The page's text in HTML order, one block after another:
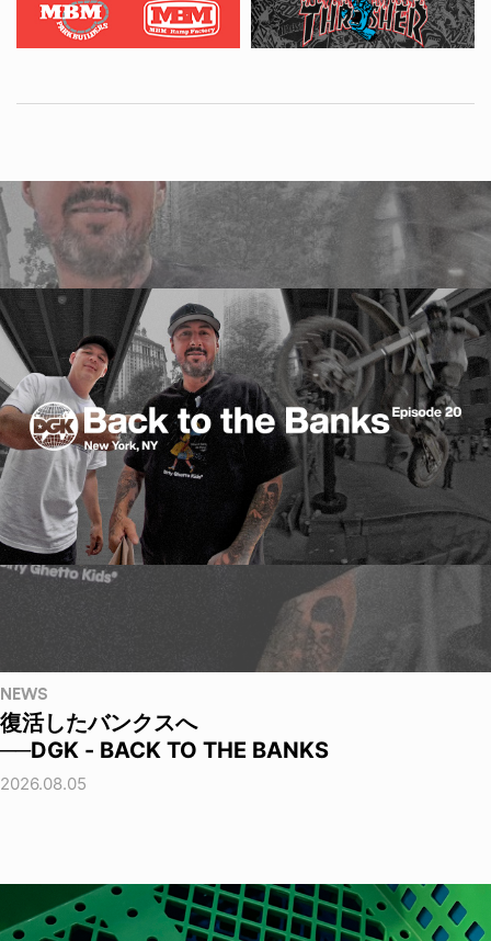
NEWS
復活したバンクスへ
──DGK - BACK TO THE BANKS
2026.08.05